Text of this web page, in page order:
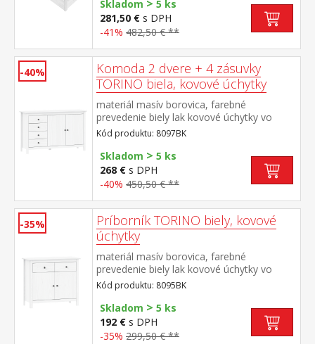
matraca 15 cm odporúčaný rozmer
matraca 90 × 200 cm a rošt R1 k pohovke
možno dokúpiť výsuvnú prístelku TORINO
8086B alebo 8086BK
Skladom > 5 ks
281,50 € s DPH
-41% 482,50 € **
-40%
Komoda 2 dvere + 4 zásuvky
TORINO biela, kovové úchytky
materiál masív borovica, farebné
prevedenie biely lak kovové úchytky vo
farebnom prevedení černená mosadz 4
zásuvky s kovovými pojazdmi, 2 plné dvere,
1 polica
Kód produktu: 8097BK
Skladom > 5 ks
268 € s DPH
-40% 450,50 € **
-35%
Príborník TORINO biely, kovové
úchytky
materiál masív borovica, farebné
prevedenie biely lak kovové úchytky vo
farebnom prevedení černená mosadz 2
zásuvky s kovovými pojazdmi, 2 plné dvere,
1 polica vhodný doplnok nadstavec 8096BK
Kód produktu: 8095BK
Skladom > 5 ks
192 € s DPH
-35% 299,50 € **